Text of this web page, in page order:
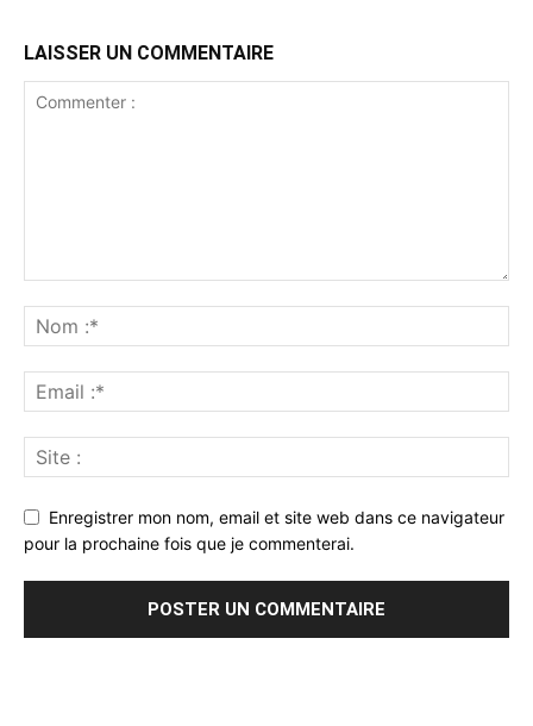
LAISSER UN COMMENTAIRE
Enregistrer mon nom, email et site web dans ce navigateur
pour la prochaine fois que je commenterai.